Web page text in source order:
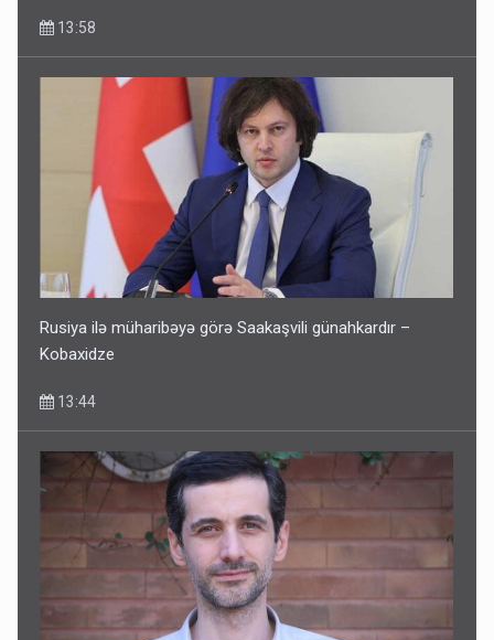
13:58
Rusiya ilə müharibəyə görə Saakaşvili günahkardır –
Kobaxidze
13:44